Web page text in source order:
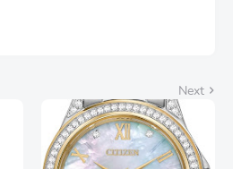
Next